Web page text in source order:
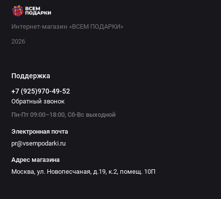
тематический набор (например, про динозавров или
космос). В нашем интернет-магазине вы найдете книги на
порадуйте ребенка полезным и увлекательным подарком!
Интернет-магазин «ВСЕМ ПОДАРКИ»
2026
Поддержка
+7 (925)970-49-52
Обратный звонок
Пн-Пт 09:00–18:00, Сб-Вс выходной
Электронная почта
pr@vsempodarki.ru
Адрес магазина
Москва, ул. Новопесчаная, д.19, к.2, помещ. 10П